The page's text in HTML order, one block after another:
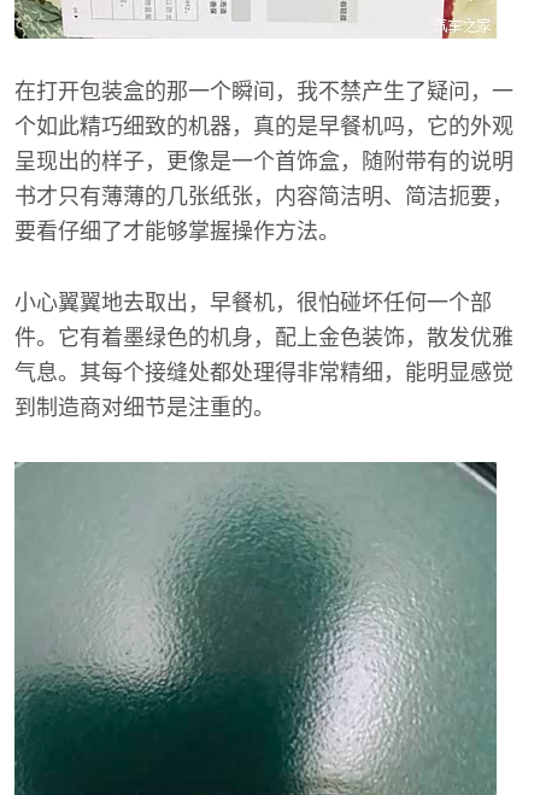
在打开包装盒的那一个瞬间，我不禁产生了疑问，一
个如此精巧细致的机器，真的是早餐机吗，它的外观
呈现出的样子，更像是一个首饰盒，随附带有的说明
书才只有薄薄的几张纸张，内容简洁明、简洁扼要，
要看仔细了才能够掌握操作方法。
小心翼翼地去取出，早餐机，很怕碰坏任何一个部
件。它有着墨绿色的机身，配上金色装饰，散发优雅
气息。其每个接缝处都处理得非常精细，能明显感觉
到制造商对细节是注重的。